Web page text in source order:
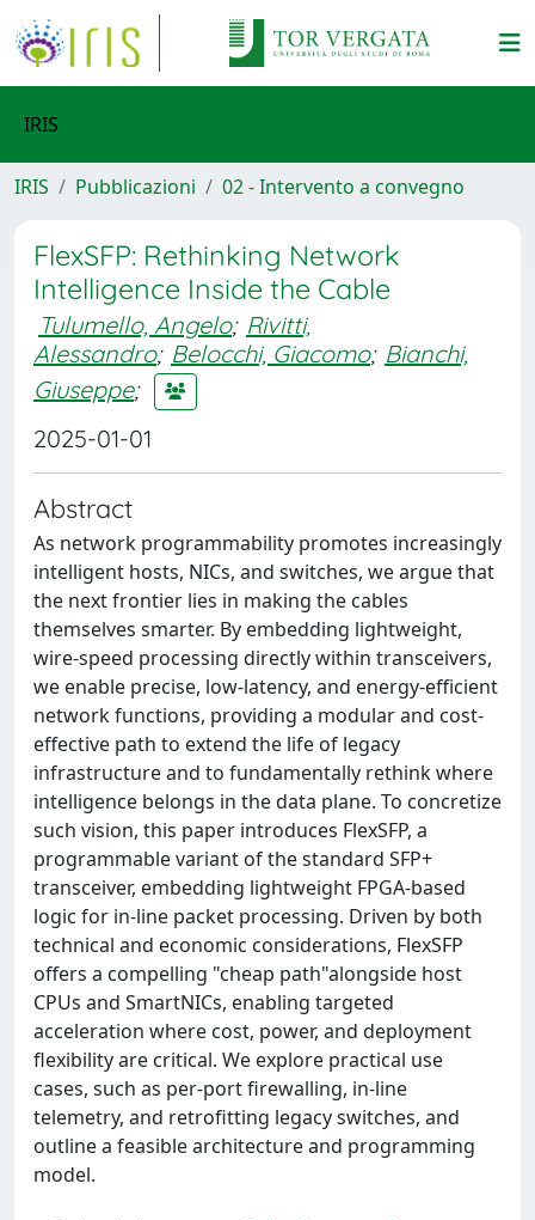
IRIS
IRIS Pubblicazioni 02 - Intervento a convegno
FlexSFP: Rethinking Network
Intelligence Inside the Cable
Tulumello, Angelo; Rivitti,
Alessandro; Belocchi, Giacomo; Bianchi,
Giuseppe;
2025-01-01
Abstract
As network programmability promotes increasingly
intelligent hosts, NICs, and switches, we argue that
the next frontier lies in making the cables
themselves smarter. By embedding lightweight,
wire-speed processing directly within transceivers,
we enable precise, low-latency, and energy-efficient
network functions, providing a modular and cost-
effective path to extend the life of legacy
infrastructure and to fundamentally rethink where
intelligence belongs in the data plane. To concretize
such vision, this paper introduces FlexSFP, a
programmable variant of the standard SFP+
transceiver, embedding lightweight FPGA-based
logic for in-line packet processing. Driven by both
technical and economic considerations, FlexSFP
offers a compelling "cheap path"alongside host
CPUs and SmartNICs, enabling targeted
acceleration where cost, power, and deployment
flexibility are critical. We explore practical use
cases, such as per-port firewalling, in-line
telemetry, and retrofitting legacy switches, and
outline a feasible architecture and programming
model.